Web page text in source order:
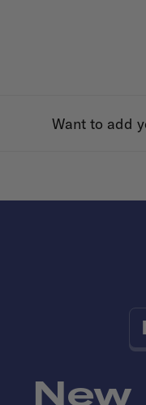
Want to add
New